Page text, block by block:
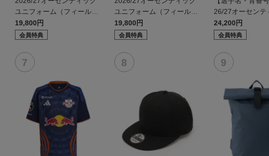
ユニフォーム（フィールド
1st）
19,800円
会員特典
ユニフォーム（フィールド
2nd）
19,800円
会員特典
26/27オーセンテ
ニフォーム（フ
d）
24,200円
会員特典